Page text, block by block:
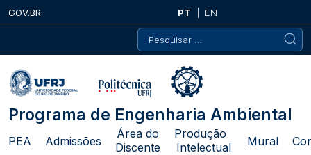
Skip
to
GOV.BR PT
EN
Pesquisar
por:
Programa de Engenharia Ambiental
PEA Admissões
Área do
Discente
Produção
Intelectual
Mural